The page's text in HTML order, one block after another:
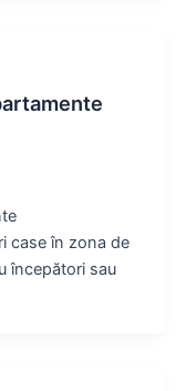
case în zona de
începători sau